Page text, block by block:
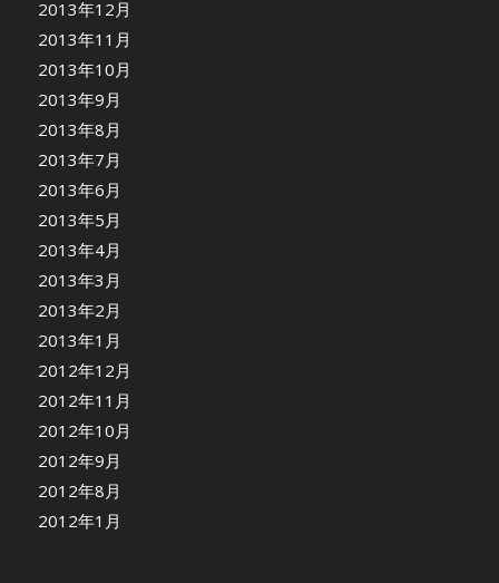
2013年12月
2013年11月
2013年10月
2013年9月
2013年8月
2013年7月
2013年6月
2013年5月
2013年4月
2013年3月
2013年2月
2013年1月
2012年12月
2012年11月
2012年10月
2012年9月
2012年8月
2012年1月